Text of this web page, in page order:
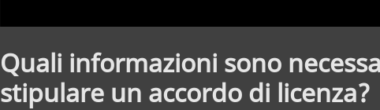
Quali informazioni sono
stipulare un accordo di licenza?